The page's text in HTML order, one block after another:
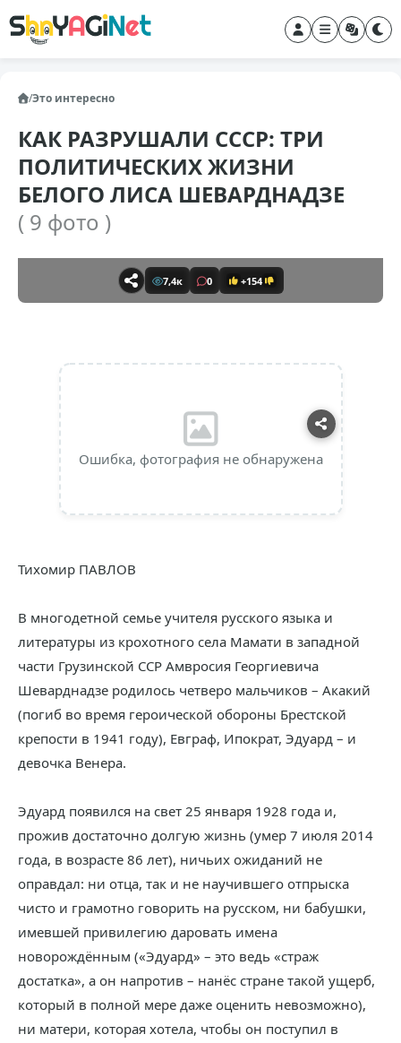
/Это интересно
КАК РАЗРУШАЛИ СССР: ТРИ
ПОЛИТИЧЕСКИХ ЖИЗНИ
БЕЛОГО ЛИСА ШЕВАРДНАДЗЕ
( 9 фото )
7,4к 0 +154
Ошибка, фотография не обнаружена
Тихомир ПАВЛОВ
В многодетной семье учителя русского языка и
литературы из крохотного села Мамати в западной
части Грузинской ССР Амвросия Георгиевича
Шеварднадзе родилось четверо мальчиков – Акакий
(погиб во время героической обороны Брестской
крепости в 1941 году), Евграф, Ипократ, Эдуард – и
девочка Венера.
Эдуард появился на свет 25 января 1928 года и,
прожив достаточно долгую жизнь (умер 7 июля 2014
года, в возрасте 86 лет), ничьих ожиданий не
оправдал: ни отца, так и не научившего отпрыска
чисто и грамотно говорить на русском, ни бабушки,
имевшей привилегию даровать имена
новорождённым («Эдуард» – это ведь «страж
достатка», а он напротив – нанёс стране такой ущерб,
который в полной мере даже оценить невозможно),
ни матери, которая хотела, чтобы он поступил в